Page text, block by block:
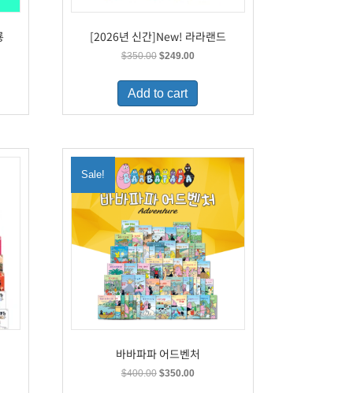
[2026년 신간]New! 라라랜드
$350.00 Original
was:
$350.00.
$249.00Current
is:
Add to cart
Sale!
바바파파 어드벤처
$400.00 Original
$350.00Current